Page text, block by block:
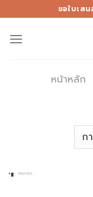
to
content
ขอใบเส
หน้าหลัก